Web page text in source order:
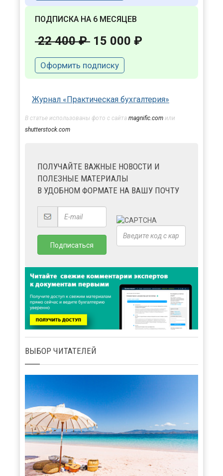
ПОДПИСКА НА 6 МЕСЯЦЕВ
22 400 ₽ 15 000 ₽
Оформить подписку
Журнал «Практическая бухгалтерия»
В статье использованы фото с сайта magnific.com или
shutterstock.com
ПОЛУЧАЙТЕ ВАЖНЫЕ НОВОСТИ И
ПОЛЕЗНЫЕ МАТЕРИАЛЫ
В УДОБНОМ ФОРМАТЕ НА ВАШУ ПОЧТУ
ВЫБОР ЧИТАТЕЛЕЙ